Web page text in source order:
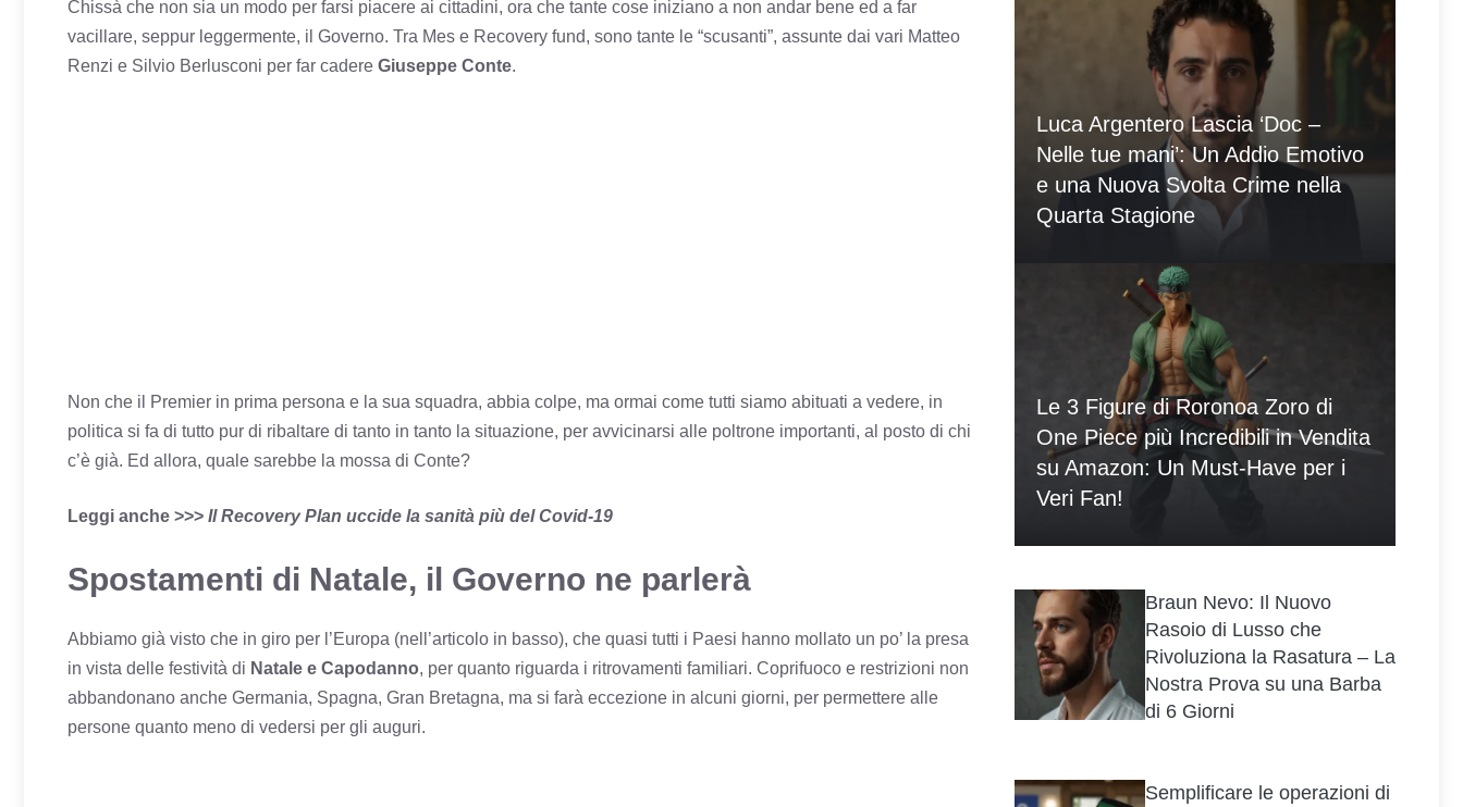
Chissà che non sia un modo per farsi piacere ai cittadini, ora che tante cose iniziano a non andar bene ed a far
vacillare, seppur leggermente, il Governo. Tra Mes e Recovery fund, sono tante le “scusanti”, assunte dai vari Matteo
Renzi e Silvio Berlusconi per far cadere Giuseppe Conte.
Non che il Premier in prima persona e la sua squadra, abbia colpe, ma ormai come tutti siamo abituati a vedere, in
politica si fa di tutto pur di ribaltare di tanto in tanto la situazione, per avvicinarsi alle poltrone importanti, al posto di chi
c’è già. Ed allora, quale sarebbe la mossa di Conte?
Leggi anche >>> Il Recovery Plan uccide la sanità più del Covid-19
Spostamenti di Natale, il Governo ne parlerà
Abbiamo già visto che in giro per l’Europa (nell’articolo in basso), che quasi tutti i Paesi hanno mollato un po’ la presa
in vista delle festività di Natale e Capodanno, per quanto riguarda i ritrovamenti familiari. Coprifuoco e restrizioni non
abbandonano anche Germania, Spagna, Gran Bretagna, ma si farà eccezione in alcuni giorni, per permettere alle
persone quanto meno di vedersi per gli auguri.
Luca Argentero Lascia ‘Doc –
Nelle tue mani’: Un Addio Emotivo
e una Nuova Svolta Crime nella
Quarta Stagione
Le 3 Figure di Roronoa Zoro di
One Piece più Incredibili in Vendita
su Amazon: Un Must-Have per i
Veri Fan!
Braun Nevo: Il Nuovo
Rasoio di Lusso che
Rivoluziona la Rasatura – La
Nostra Prova su una Barba
di 6 Giorni
Semplificare le operazioni di